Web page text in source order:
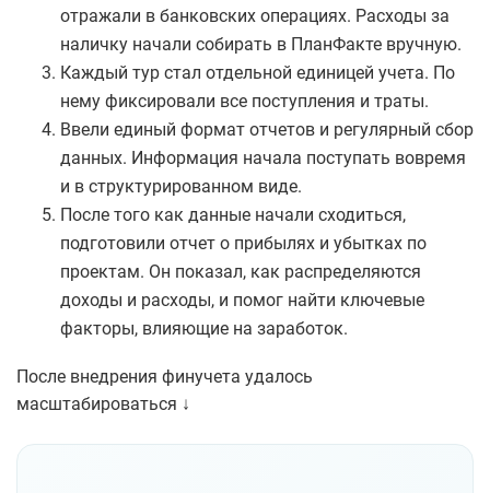
отражали в банковских операциях. Расходы за
наличку начали собирать в ПланФакте вручную.
Каждый тур стал отдельной единицей учета. По
нему фиксировали все поступления и траты.
Ввели единый формат отчетов и регулярный сбор
данных. Информация начала поступать вовремя
и в структурированном виде.
После того как данные начали сходиться,
подготовили отчет о прибылях и убытках по
проектам. Он показал, как распределяются
доходы и расходы, и помог найти ключевые
факторы, влияющие на заработок.
После внедрения финучета удалось
масштабироваться ↓
Результаты туристического бизнеса до и